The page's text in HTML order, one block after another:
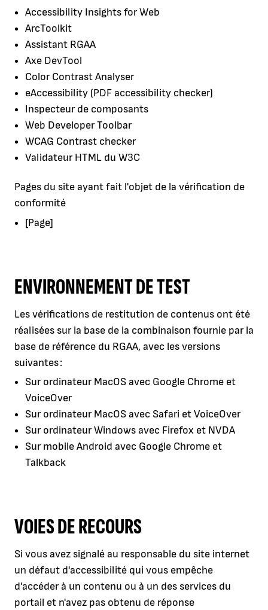
Accessibility Insights for Web
ArcToolkit
Assistant RGAA
Axe DevTool
Color Contrast Analyser
eAccessibility (PDF accessibility checker)
Inspecteur de composants
Web Developer Toolbar
WCAG Contrast checker
Validateur HTML du W3C
Pages du site ayant fait l'objet de la vérification de
conformité
[Page]
ENVIRONNEMENT DE TEST
Les vérifications de restitution de contenus ont été
réalisées sur la base de la combinaison fournie par la
base de référence du RGAA, avec les versions
suivantes :
Sur ordinateur MacOS avec Google Chrome et
VoiceOver
Sur ordinateur MacOS avec Safari et VoiceOver
Sur ordinateur Windows avec Firefox et NVDA
Sur mobile Android avec Google Chrome et
Talkback
VOIES DE RECOURS
Si vous avez signalé au responsable du site internet
un défaut d'accessibilité qui vous empêche
d'accéder à un contenu ou à un des services du
portail et n'avez pas obtenu de réponse